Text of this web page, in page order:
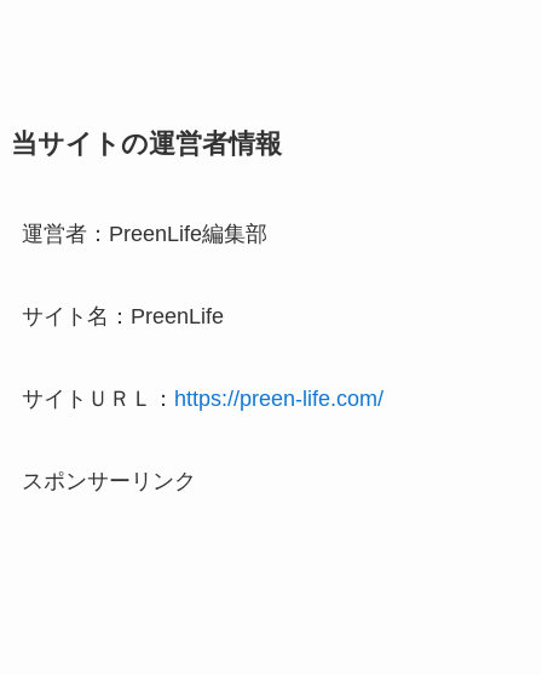
当サイトの運営者情報
運営者：PreenLife編集部
サイト名：PreenLife
サイトＵＲＬ： https://preen-life.com/
スポンサーリンク